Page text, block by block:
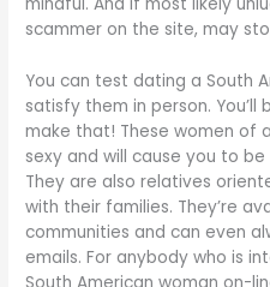
scammer on the site, may
You can test dating a South
satisfy them in person.
make that! These women of
sexy and will cause you to
They are also relatives
with their families. They’re
communities and can even
emails. For anybody who is